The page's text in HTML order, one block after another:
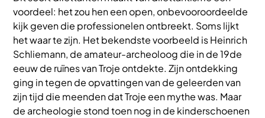
voordeel: het zou hen een open, onbevooroordeelde
kijk geven die professionelen ontbreekt. Soms lijkt
het waar te zijn. Het bekendste voorbeeld is Heinrich
Schliemann, de amateur-archeoloog die in de 19de
eeuw de ruïnes van Troje ontdekte. Zijn ontdekking
ging in tegen de opvattingen van de geleerden van
zijn tijd die meenden dat Troje een mythe was. Maar
de archeologie stond toen nog in de kinderschoenen